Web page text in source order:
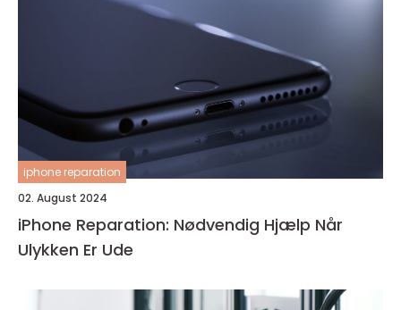
iphone reparation
02. August 2024
iPhone Reparation: Nødvendig Hjælp Når
Ulykken Er Ude